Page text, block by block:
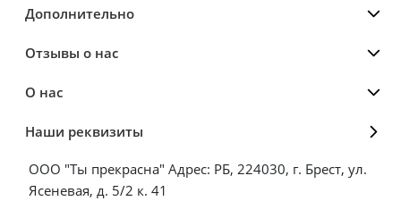
Дополнительно
Отзывы о нас
О нас
Наши реквизиты
ООО "Ты прекрасна" Адрес: РБ, 224030, г. Брест, ул.
Ясеневая, д. 5/2 к. 41